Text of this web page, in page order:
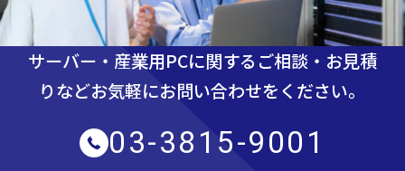
サーバー・産業用PCに関するご相談・お見積
りなどお気軽にお問い合わせをください。
03-3815-9001